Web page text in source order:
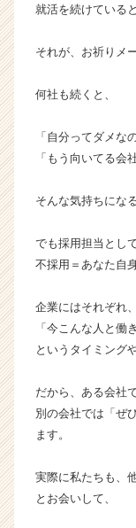
就活を続けている
それが、お祈りメー
何社も続くと、
「自分ってダメな
「もう向いてる会
そんな気持ちにな
でも採用担当とし
不採用＝あなた自
企業にはそれぞれ、
「今こんな人と働
というタイミング
だから、ある会社
別の会社では「ぜ
ます。
実際に私たちも、
とお会いして、